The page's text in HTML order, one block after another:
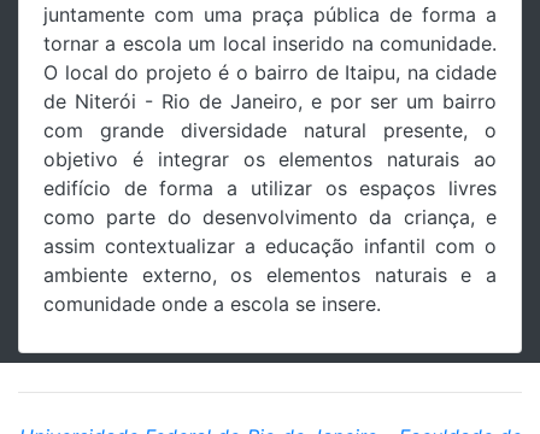
juntamente com uma praça pública de forma a
tornar a escola um local inserido na comunidade.
O local do projeto é o bairro de Itaipu, na cidade
de Niterói - Rio de Janeiro, e por ser um bairro
com grande diversidade natural presente, o
objetivo é integrar os elementos naturais ao
edifício de forma a utilizar os espaços livres
como parte do desenvolvimento da criança, e
assim contextualizar a educação infantil com o
ambiente externo, os elementos naturais e a
comunidade onde a escola se insere.